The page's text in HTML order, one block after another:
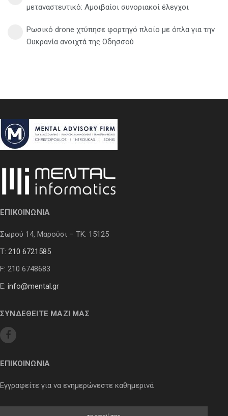
μεταναστευτικό: Αμοιβαίοι συνοριακοί έλεγχοι
Ρωσικό drone χτύπησε φορτηγό πλοίο με όπλα για την
Ουκρανία ανοιχτά της Οδησσού
ΕΠΙΚΟΙΝΩΝΙΑ
Σωρού 14, Μαρούσι – ΤΚ: 15125
Τ: 210 6721585
F: 210 6748683
E: info@mental.gr
ΣΥΝΔΕΘΕΙΤΕ ΜΑΖΙ ΜΑΣ
ΕΠΙΚΟΙΝΩΝΙΑ
Εγγραφείτε για να ενημερώνεστε καθημερινά